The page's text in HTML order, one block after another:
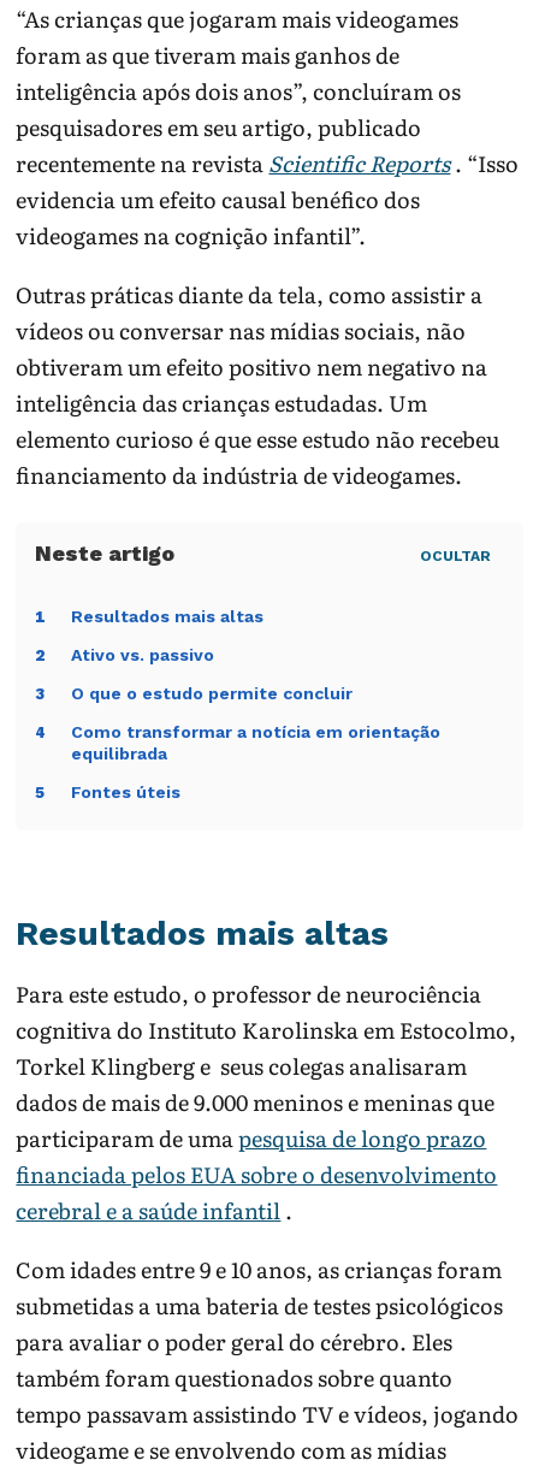
O jogo é
adequado
para a idade?
Conteúdo,
violência e
interação
online mudam
risco.
Usar
classificação
indicativa e
supervisão.
Sono e escola
estão
preservados?
Privação de
sono prejudica
atenção e
Definir
horários e telas
fora do quarto.
Há outras
atividades?
Crianças
precisam de
movimento,
leitura e
convivência.
Equilibrar tela
com rotina real.
Observe sono, rendimento escolar, irritabilidade,
sedentarismo e conflitos na hora de desligar.
regras claras antes do uso.
agressividade, queda escolar importante,
ansiedade intensa ou perda de controle sobre o
Nota de segurança: usar videogame como estímulo
cognitivo não deve substituir avaliação escolar,
neuropsicológica ou de saúde mental quando há
“As crianças que jogaram mais videogames
foram as que tiveram mais ganhos de
inteligência após dois anos”, concluíram os
pesquisadores em seu artigo, publicado
recentemente na revistaScientific Reports. “Isso
evidencia um efeito causal benéfico dos
videogames na cognição infantil”.
Outras práticas diante da tela, como assistir a
vídeos ou conversar nas mídias sociais, não
obtiveram um efeito positivo nem negativo na
inteligência das crianças estudadas. Um
elemento curioso é que esse estudo não recebeu
financiamento da indústria de videogames.
OCULTAR
1 Resultados mais altas
2 Ativo vs. passivo
3 O que o estudo permite concluir
4
Como transformar a notícia em orientação
equilibrada
5 Fontes úteis
Resultados mais altas
Para este estudo, o professor de neurociência
cognitiva do Instituto Karolinska em Estocolmo,
Torkel Klingberg e seus colegas analisaram
dados de mais de 9.000 meninos e meninas que
participaram de umapesquisa de longo prazo
financiada pelos EUA sobre o desenvolvimento
cerebral e a saúde infantil.
Com idades entre 9 e 10 anos, as crianças foram
submetidas a uma bateria de testes psicológicos
para avaliar o poder geral do cérebro. Eles
também foram questionados sobre quanto
tempo passavam assistindo TV e vídeos, jogando
videogame e se envolvendo com as mídias